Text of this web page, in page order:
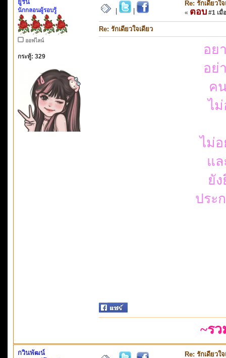
ยูริน
นักกลอนผู้รอบรู้
ออฟไลน์
กระทู้: 329
Re: รักเดียวใ
« ตอบ #1 เมื่
Re: รักเดียวใจเดียว
อย
อย่
ค
ไม่
ไม่อ
แ
ยั
ประ
~ร
กวินพัฒน์ Re: รักเดียวใ